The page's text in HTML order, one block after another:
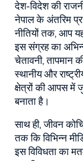
देश‑विदेश की
नेपाल के अंतरिम
नीतियों तक, आप
इस संग्रह का
चेतावनी, तापमान
स्थानीय और
क्षेत्रों की आपस में
बनाता है।
साथ ही, जीवन
तक कि विभिन्न
इस विविधता का